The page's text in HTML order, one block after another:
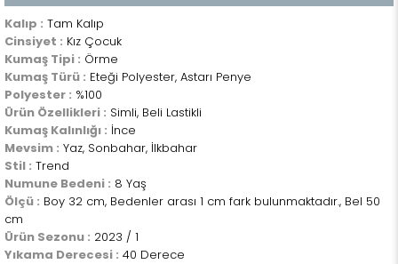
Kalıp : Tam Kalıp
Cinsiyet : Kız Çocuk
Kumaş Tipi : Örme
Kumaş Türü : Eteği Polyester, Astarı Penye
Polyester : %100
Ürün Özellikleri : Simli, Beli Lastikli
Kumaş Kalınlığı : İnce
Mevsim : Yaz, Sonbahar, İlkbahar
Stil : Trend
Numune Bedeni : 8 Yaş
Ölçü : Boy 32 cm, Bedenler arası 1 cm fark bulunmaktadır., Bel 50
cm
Ürün Sezonu : 2023 / 1
Yıkama Derecesi : 40 Derece